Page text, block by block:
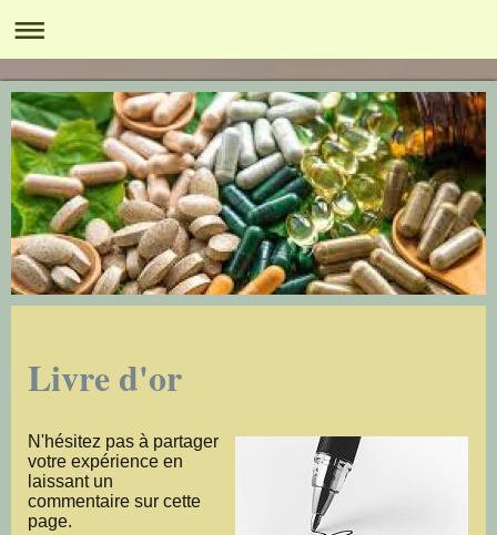
Livre d'or
N'hésitez pas à partager
votre expérience en
laissant un
commentaire sur cette
page.